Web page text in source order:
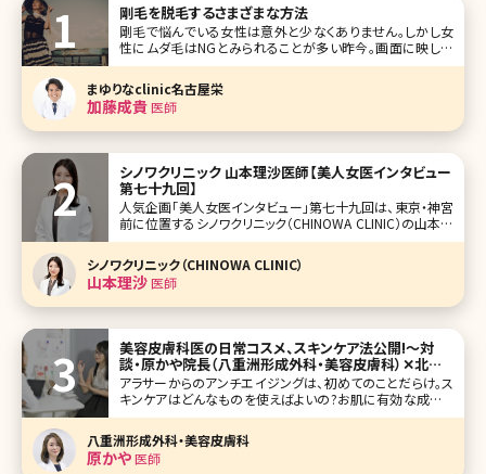
剛毛を脱毛するさまざまな方法
剛毛で悩んでいる女性は意外と少なくありません。しかし女
性にムダ毛はNGとみられることが多い昨今。画面に映し出
された芸能人の毛が処理されていないというだけで大きな
話題になってしまうのですから、剛毛さんにとってはかなり
辛いものがあります。ここでは、剛毛でお悩みの方のために
脱毛・自己処理などによる解消方法
まゆりなclinic名古屋栄
加藤成貴医師
シノワクリニック 山本理沙医師【美人女医インタビュー
第七十九回】
人気企画「美人女医インタビュー」第七十九回は、東京・神宮
前に位置するシノワクリニック（CHINOWA CLINIC）の山本理
沙（やまもと りさ）先生です。 クマ取りを得意とする則本翔院
長が開業。美容皮膚科から美容外科まで幅広い施術を提供
シノワクリニック（CHINOWA CLINIC）
山本理沙医師
美容皮膚科医の日常コスメ、スキンケア法公開!〜対
談・原かや院長（八重洲形成外科・美容皮膚科）✕北条
かや〜
アラサーからのアンチエイジングは、初めてのことだらけ。ス
キンケアはどんなものを使えばよいの?お肌に有効な成分っ
て?美容皮膚科医の原かや先生に、北条かやが質問をぶつけ
るインタビュー、第3弾では女医さんが実際に使っているスキ
ンケア化粧品が明らかに!読めば絶対ためになるシリーズ、
いよいよ最終回です。
八重洲形成外科・美容皮膚科
原かや医師